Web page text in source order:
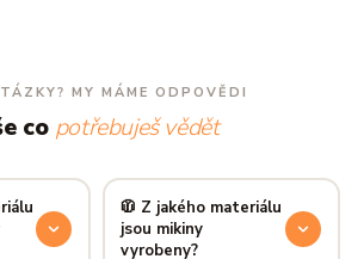
MY MÁME ODPOVĚDI
co potřebuješ vědět
🧥 Z jakého materiálu
jsou mikiny
vyrobeny?